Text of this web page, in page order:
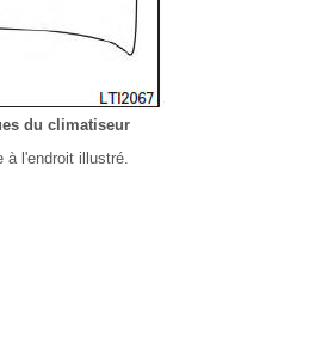
du climatiseur
à l'endroit illustré.